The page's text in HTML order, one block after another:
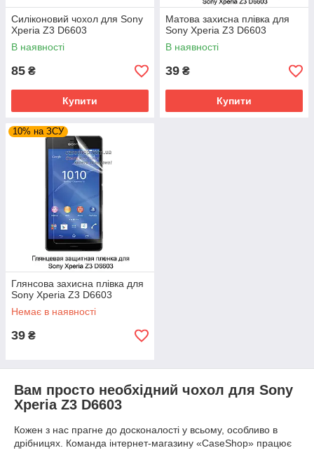
Силіконовий чохол для Sony
Xperia Z3 D6603
В наявності
85 ₴
Купити
Матова захисна плівка для
Sony Xperia Z3 D6603
В наявності
39 ₴
Купити
10% на ЗСУ
Глянсова захисна плівка для
Sony Xperia Z3 D6603
Немає в наявності
39 ₴
Вам просто необхідний чохол для Sony
Xperia Z3 D6603
Кожен з нас прагне до досконалості у всьому, особливо в
дрібницях. Команда інтернет-магазину «CaseShop» працює